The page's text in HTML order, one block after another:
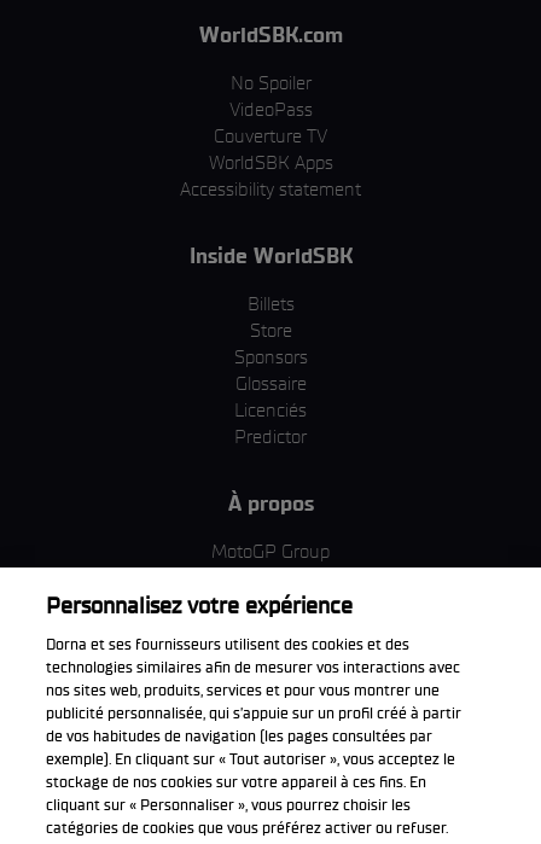
WorldSBK.com
No Spoiler
VideoPass
Couverture TV
WorldSBK Apps
Accessibility statement
Inside WorldSBK
Billets
Store
Sponsors
Glossaire
Licenciés
Predictor
À propos
MotoGP Group
Termes et conditions d'utilisation
Politique de confidentialité
Politique d’achat
Télécharger l'appli officiell
Personnalisez votre expérience
Dorna et ses fournisseurs utilisent des cookies et des
technologies similaires afin de mesurer vos interactions avec
nos sites web, produits, services et pour vous montrer une
publicité personnalisée, qui s’appuie sur un profil créé à partir
de vos habitudes de navigation (les pages consultées par
exemple). En cliquant sur « Tout autoriser », vous acceptez le
stockage de nos cookies sur votre appareil à ces fins. En
cliquant sur « Personnaliser », vous pourrez choisir les
catégories de cookies que vous préférez activer ou refuser.